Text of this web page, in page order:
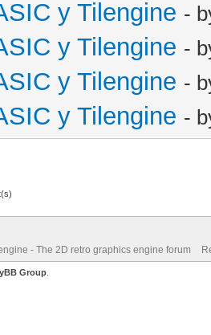
y Tilengine -
y Tilengine -
y Tilengine -
y Tilengine -
- The 2D retro graphics engine forum
Group